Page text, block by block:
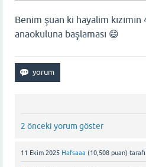
Benim şuan ki hayalim kızımın
anaokuluna başlaması 😄
2 önceki yorum göster
11 Ekim 2025 Hafsaaa (10,508 puan)